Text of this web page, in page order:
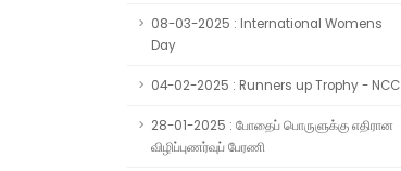
08-03-2025 : International Womens
Day
04-02-2025 : Runners up Trophy - NCC
28-01-2025 : போதைப் பொருளுக்கு எதிரான
விழிப்புணர்வுப் பேரணி